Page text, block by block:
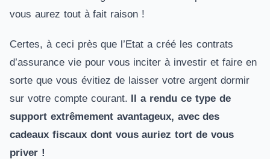
vous aurez tout à fait raison !
Certes, à ceci près que l’Etat a créé les contrats
d’assurance vie pour vous inciter à investir et faire en
sorte que vous évitiez de laisser votre argent dormir
sur votre compte courant. Il a rendu ce type de
support extrêmement avantageux, avec des
cadeaux fiscaux dont vous auriez tort de vous
priver !